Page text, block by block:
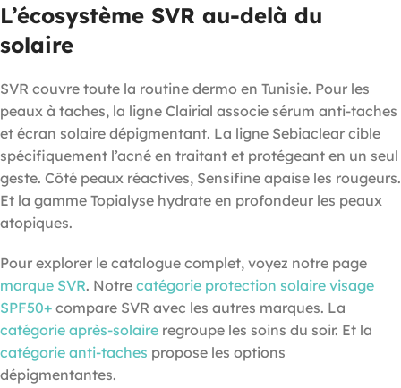
L’écosystème SVR au-delà du
solaire
SVR couvre toute la routine dermo en Tunisie. Pour les
peaux à taches, la ligne Clairial associe sérum anti-taches
et écran solaire dépigmentant. La ligne Sebiaclear cible
spécifiquement l’acné en traitant et protégeant en un seul
geste. Côté peaux réactives, Sensifine apaise les rougeurs.
Et la gamme Topialyse hydrate en profondeur les peaux
atopiques.
Pour explorer le catalogue complet, voyez notre page
marque SVR. Notre catégorie protection solaire visage
SPF50+ compare SVR avec les autres marques. La
catégorie après-solaire regroupe les soins du soir. Et la
catégorie anti-taches propose les options
dépigmentantes.